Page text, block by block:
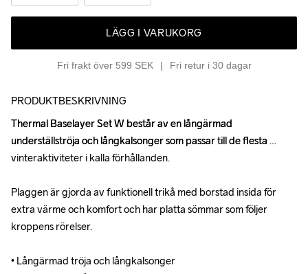
LÄGG I VARUKORG
Fri frakt över 599 SEK Fri retur i 30 dagar
PRODUKTBESKRIVNING
Thermal Baselayer Set W består av en långärmad
underställströja och långkalsonger som passar till de flesta
vinteraktiviteter i kalla förhållanden.
Plaggen är gjorda av funktionell trikå med borstad insida för
extra värme och komfort och har platta sömmar som följer
kroppens rörelser.
• Långärmad tröja och långkalsonger
Thermal Baselayer Set W består av en långärmad
underställströja och långkalsonger som passar till de flesta
vinteraktiviteter i kalla förhållanden.
Plaggen är gjorda av funktionell trikå med borstad insida för
extra värme och komfort och har platta sömmar som följer
kroppens rörelser.
• Långärmad tröja och långkalsonger